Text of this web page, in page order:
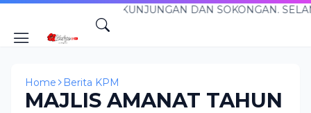
KASIH ATAS KUNJUNGAN DAN SOKONGAN. SELAMAT
Home Berita KPM
MAJLIS AMANAT TAHUN